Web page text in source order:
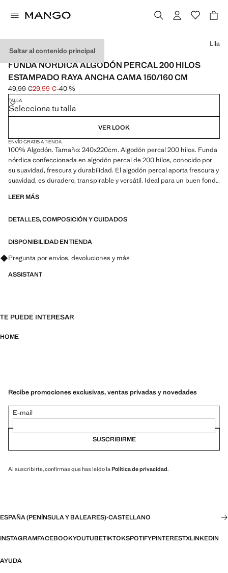
Saltar al contenido principal
ALGODÓN PERCAL
FUNDA NÓRDICA ALGODÓN PERCAL 200 HILOS
ESTAMPADO RAYA ANCHA CAMA 150/160 CM
Precio inicial tachado [49,99 € ]
49,99 €
Precio actual [29,99 € ]
29,99 €-40 %
Selecciona un color
Lila
TALLA
Selecciona tu talla
VER LOOK
ENVÍO GRATIS A TIENDA
100% Algodón. Tamaño: 240x220cm. Algodón percal 200 hilos. Funda
nórdica confeccionada en algodón percal de 200 hilos, conocido por
su suavidad, frescura y durabilidad. El algodón percal aporta frescura y
suavidad, es duradero, transpirable y versátil. Ideal para un buen fondo
de la colección. Este producto no incluye las fundas de almohada.
LEER MÁS
DETALLES, COMPOSICIÓN Y CUIDADOS
DISPONIBILIDAD EN TIENDA
Pregunta por envíos, devoluciones y más
ASSISTANT
TE PUEDE INTERESAR
HOME
Recibe promociones exclusivas, ventas privadas y novedades
E-mail
SUSCRIBIRME
Al suscribirte, confirmas que has leído la Política de privacidad.
ESPAÑA (PENÍNSULA Y BALEARES)·CASTELLANO
INSTAGRAMFACEBOOKYOUTUBETIKTOKSPOTIFYPINTERESTXLINKEDIN
AYUDA